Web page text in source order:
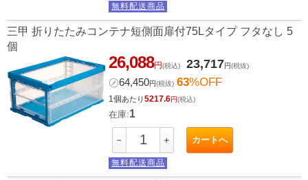
無料配送商品
三甲 折りたたみコンテナ短側面扉付75Lタイプ フタなし 5
個
26,088円(税込) 23,717円(税抜)
㋱64,450円(税抜) 63%OFF
1個あたり5217.6円(税込)
在庫:1
－ ＋ カートへ
無料配送商品